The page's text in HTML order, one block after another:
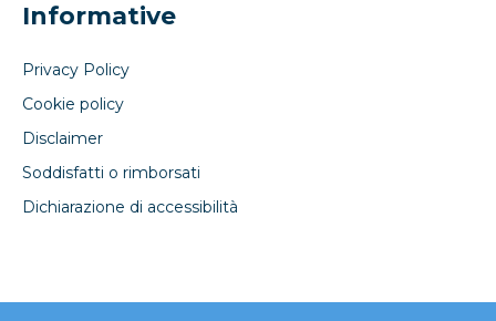
Informative
Privacy Policy
Cookie policy
Disclaimer
Soddisfatti o rimborsati
Dichiarazione di accessibilità